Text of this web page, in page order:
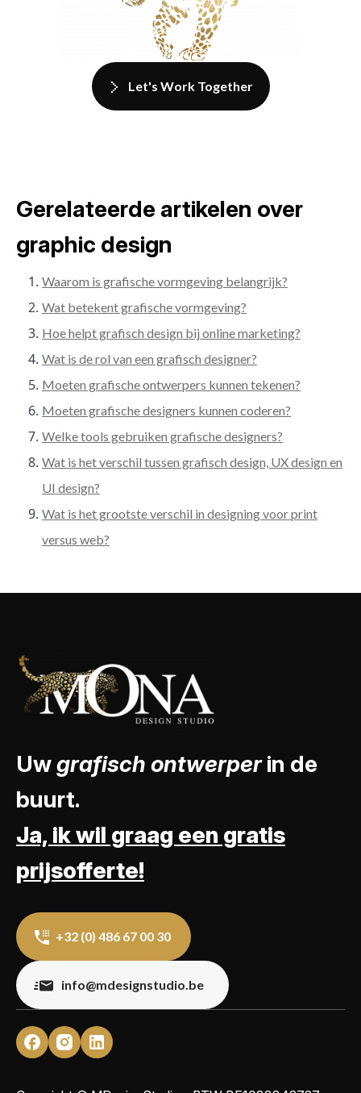
Let's Work Together
Gerelateerde artikelen over
graphic design
Waarom is grafische vormgeving belangrijk?
Wat betekent grafische vormgeving?
Hoe helpt grafisch design bij online marketing?
Wat is de rol van een grafisch designer?
Moeten grafische ontwerpers kunnen tekenen?
Moeten grafische designers kunnen coderen?
Welke tools gebruiken grafische designers?
Wat is het verschil tussen grafisch design, UX design en
UI design?
Wat is het grootste verschil in designing voor print
versus web?
Uwgrafisch ontwerperin de
buurt.
Ja, ik wil graag een gratis
prijsofferte!
+32 (0) 486 67 00 30
info@mdesignstudio.be